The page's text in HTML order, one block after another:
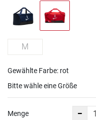
M
Gewählte Farbe: rot
Bitte wähle eine Größe
Menge